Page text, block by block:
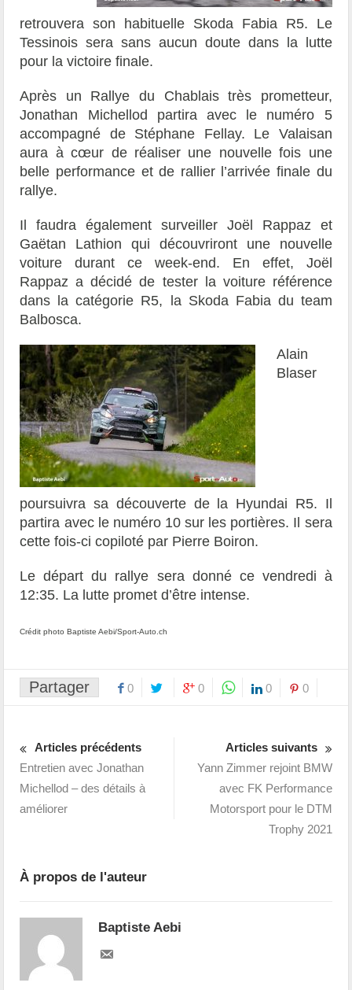
retrouvera son habituelle Skoda Fabia R5. Le
Tessinois sera sans aucun doute dans la lutte
pour la victoire finale.
Après un Rallye du Chablais très prometteur,
Jonathan Michellod partira avec le numéro 5
accompagné de Stéphane Fellay. Le Valaisan
aura à cœur de réaliser une nouvelle fois une
belle performance et de rallier l’arrivée finale du
rallye.
Il faudra également surveiller Joël Rappaz et
Gaëtan Lathion qui découvriront une nouvelle
voiture durant ce week-end. En effet, Joël
Rappaz a décidé de tester la voiture référence
dans la catégorie R5, la Skoda Fabia du team
Balbosca.
Alain
Blaser
poursuivra sa découverte de la Hyundai R5. Il
partira avec le numéro 10 sur les portières. Il sera
cette fois-ci copiloté par Pierre Boiron.
Le départ du rallye sera donné ce vendredi à
12:35. La lutte promet d’être intense.
Crédit photo Baptiste Aebi/Sport-Auto.ch
Partager 0 0 0 0
Articles précédents
Entretien avec Jonathan
Michellod – des détails à
améliorer
Articles suivants
Yann Zimmer rejoint BMW
avec FK Performance
Motorsport pour le DTM
Trophy 2021
À propos de l'auteur
Baptiste Aebi